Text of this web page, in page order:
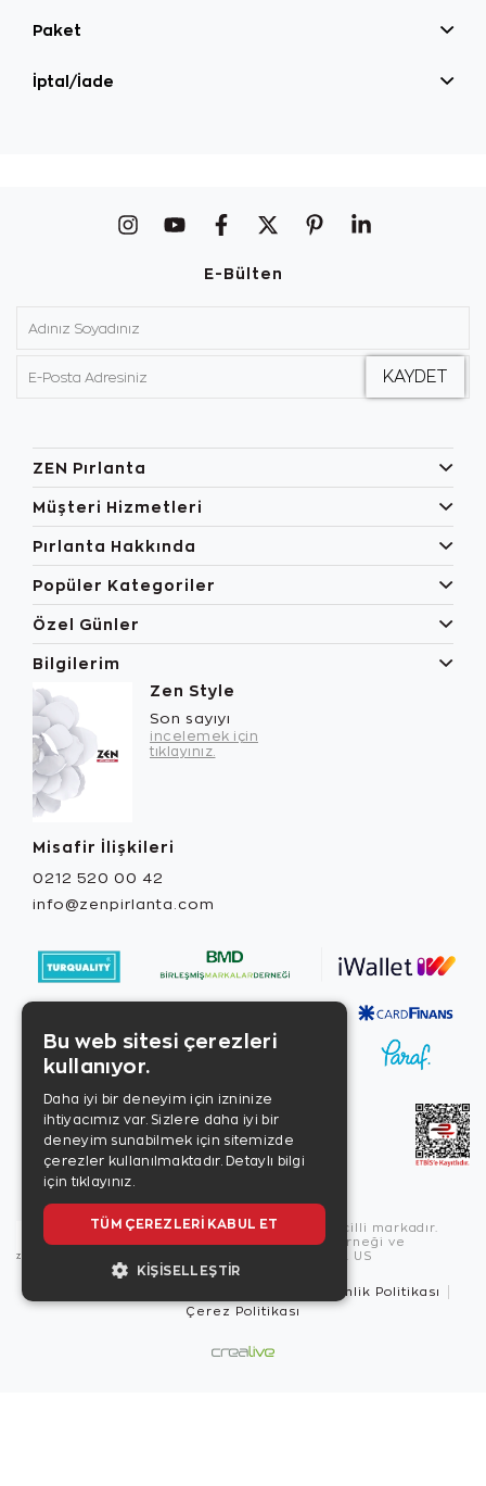
Paket
İptal/İade
E-Bülten
ZEN Pırlanta
Müşteri Hizmetleri
Pırlanta Hakkında
Popüler Kategoriler
Özel Günler
Bilgilerim
Zen Style
Son sayıyı
incelemek için
tıklayınız.
Misafir İlişkileri
0212 520 00 42
info@zenpirlanta.com
Copyright © 2026, Zen Diamond tescilli markadır.
Zen Diamond Birleşmiş Markalar Derneği ve
Turquality Destek Programı üyesidir. US
Güvenlik Politikası
Çerez Politikası
Bu web sitesi çerezleri
kullanıyor.
Daha iyi bir deneyim için izninize
ihtiyacımız var. Sizlere daha iyi bir
deneyim sunabilmek için sitemizde
çerezler kullanılmaktadır. Detaylı bilgi
için tıklayınız.
TÜM ÇEREZLERI KABUL ET
KIŞISELLEŞTIR